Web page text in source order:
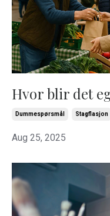
Hvor blir det
Dummespørsmål Stagflasjon
Aug 25, 2025